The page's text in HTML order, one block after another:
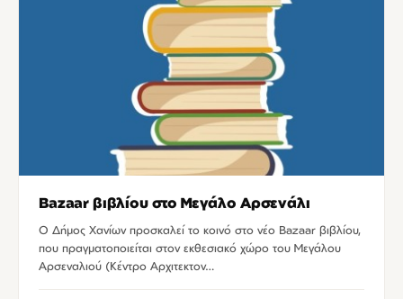
Bazaar βιβλίου στο Μεγάλο Αρσενάλι
Ο Δήμος Χανίων προσκαλεί το κοινό στο νέο Bazaar βιβλίου,
που πραγματοποιείται στον εκθεσιακό χώρο του Μεγάλου
Αρσεναλιού (Κέντρο Αρχιτεκτον…